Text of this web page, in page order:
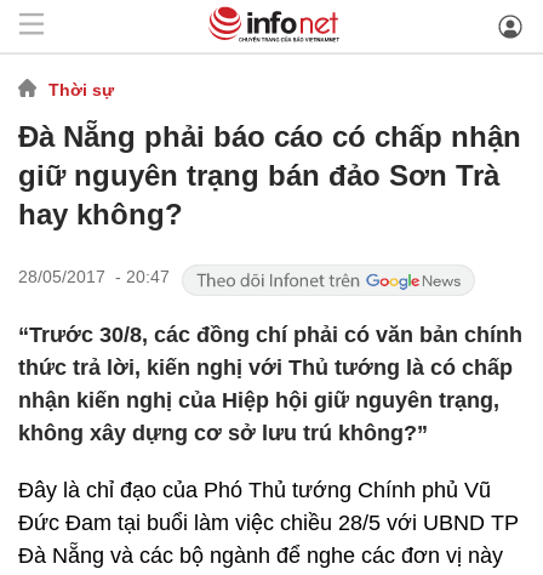
Thời sự
Đà Nẵng phải báo cáo có chấp nhận
giữ nguyên trạng bán đảo Sơn Trà
hay không?
28/05/2017 - 20:47
​“Trước 30/8, các đồng chí phải có văn bản chính
thức trả lời, kiến nghị với Thủ tướng là có chấp
nhận kiến nghị của Hiệp hội giữ nguyên trạng,
không xây dựng cơ sở lưu trú không?”
Đây là chỉ đạo của Phó Thủ tướng Chính phủ Vũ
Đức Đam tại buổi làm việc chiều 28/5 với UBND TP
Đà Nẵng và các bộ ngành để nghe các đơn vị này